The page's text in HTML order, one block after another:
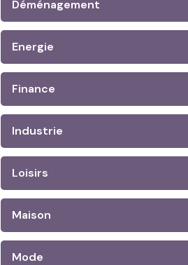
Déménagement
Energie
Finance
Industrie
Loisirs
Maison
Mode